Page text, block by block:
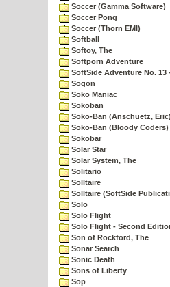
Soccer (Gamma Software)
Soccer Pong
Soccer (Thorn EMI)
Softball
Softoy, The
Softporn Adventure
SoftSide Adventure No. 13
Sogon
Soko Maniac
Sokoban
Soko-Ban (Anschuetz,
Soko-Ban (Bloody Coders)
Sokobar
Solar Star
Solar System, The
Solitario
Solltaire
Solltaire (SoftSide
Solo
Solo Flight
Solo Flight - Second
Son of Rockford, The
Sonar Search
Sonic Death
Sons of Liberty
Sop